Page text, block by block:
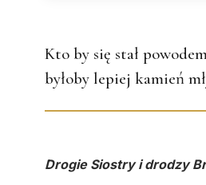
Kto by się stał
byłoby lepiej kamień
Drogie Siostry i drodzy